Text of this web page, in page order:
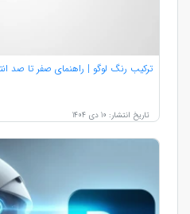
ترکیب رنگ لوگو | راهنمای صفر تا صد
تاریخ انتشار: 10 دی 1404